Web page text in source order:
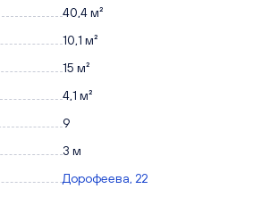
40,4 м²
10,1 м²
15 м²
4,1 м²
9
3 м
Дорофеева, 22